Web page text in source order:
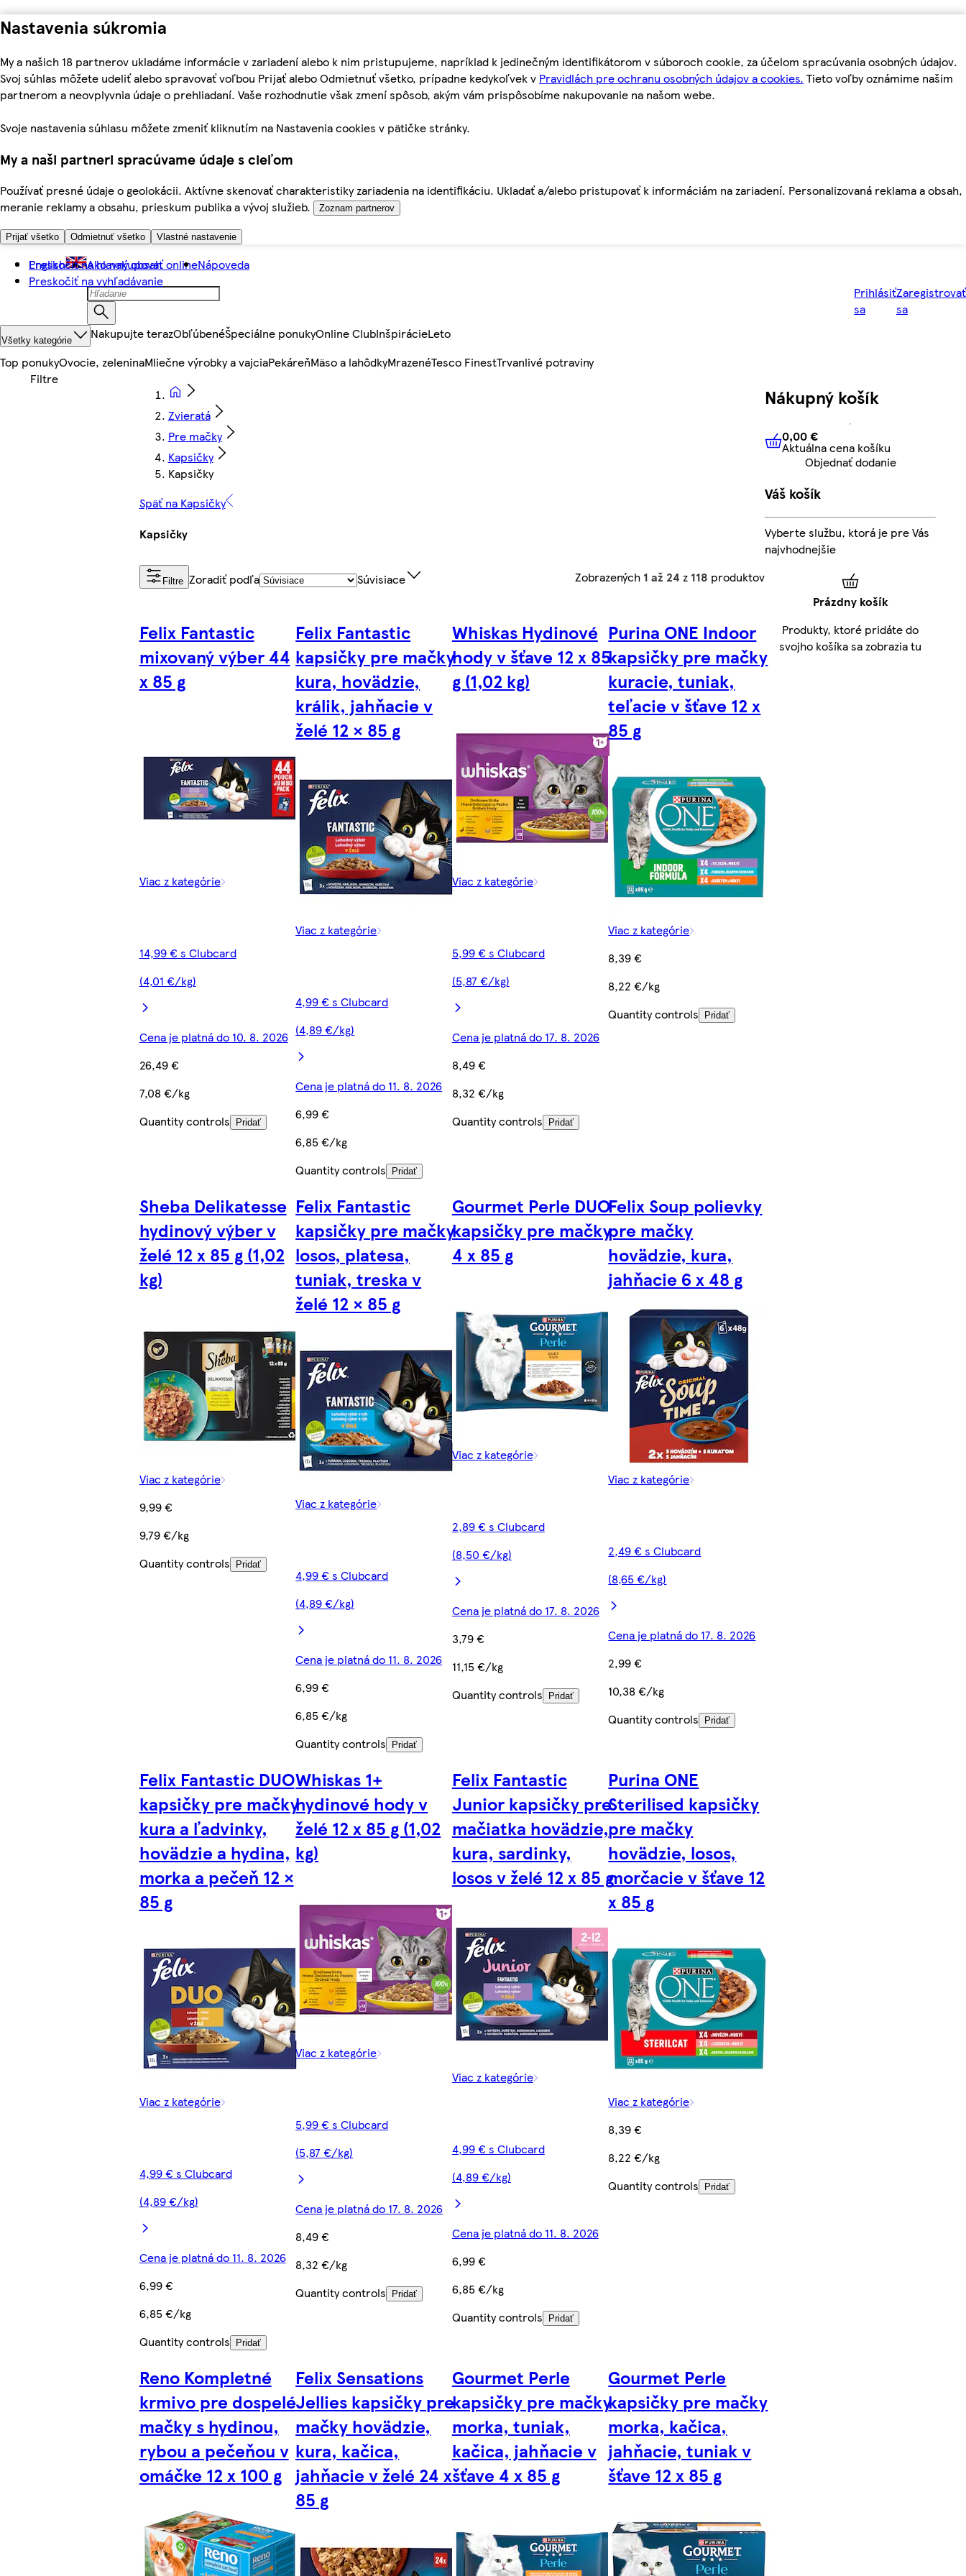
Nastavenia súkromia
My a našich 18 partnerov ukladáme informácie v zariadení alebo k nim pristupujeme, napríklad k jedinečným identifikátorom v súboroch cookie, za účelom spracúvania osobných údajov.
Svoj súhlas môžete udeliť alebo spravovať voľbou Prijať alebo Odmietnuť všetko, prípadne kedykoľvek v Pravidlách pre ochranu osobných údajov a cookies. Tieto voľby oznámime našim
partnerom a neovplyvnia údaje o prehliadaní. Vaše rozhodnutie však zmení spôsob, akým vám prispôsobíme nakupovanie na našom webe.
Svoje nastavenia súhlasu môžete zmeniť kliknutím na Nastavenia cookies v pätičke stránky.
My a naši partneri spracúvame údaje s cieľom
Používať presné údaje o geolokácii. Aktívne skenovať charakteristiky zariadenia na identifikáciu. Ukladať a/alebo pristupovať k informáciám na zariadení. Personalizovaná reklama a obsah,
meranie reklamy a obsahu, prieskum publika a vývoj služieb.
Zoznam partnerov
Prijať všetko Odmietnuť všetko Vlastné nastavenie
Preskočiť na hlavný obsah
Preskočiť na vyhľadávanie
English Ako nakupovať onlineNápoveda
Prihlásiť
sa
Zaregistrovať
sa
Všetky kategórie Nakupujte terazObľúbenéŠpeciálne ponukyOnline ClubInšpirácieLeto
Top ponukyOvocie, zeleninaMliečne výrobky a vajciaPekáreňMäso a lahôdkyMrazenéTesco FinestTrvanlivé potraviny
Zvieratá
Pre mačky
Kapsičky
Kapsičky
Späť na Kapsičky
Kapsičky
Filtre Zoradiť podľa Súvisiace Zobrazených 1 až 24 z 118 produktov
Felix Fantastic
mixovaný výber 44
x 85 g
Viac z kategórie
14,99 € s Clubcard
(4,01 €/kg)
Cena je platná do 10. 8. 2026
26,49 €
7,08 €/kg
Quantity controls
Pridať
Felix Fantastic
kapsičky pre mačky
kura, hovädzie,
králik, jahňacie v
želé 12 × 85 g
Viac z kategórie
4,99 € s Clubcard
(4,89 €/kg)
Cena je platná do 11. 8. 2026
6,99 €
6,85 €/kg
Quantity controls
Pridať
Whiskas Hydinové
hody v šťave 12 x 85
g (1,02 kg)
Viac z kategórie
5,99 € s Clubcard
(5,87 €/kg)
Cena je platná do 17. 8. 2026
8,49 €
8,32 €/kg
Quantity controls
Pridať
Purina ONE Indoor
kapsičky pre mačky
kuracie, tuniak,
teľacie v šťave 12 x
85 g
Viac z kategórie
8,39 €
8,22 €/kg
Quantity controls
Pridať
Sheba Delikatesse
hydinový výber v
želé 12 x 85 g (1,02
kg)
Viac z kategórie
9,99 €
9,79 €/kg
Quantity controls
Pridať
Felix Fantastic
kapsičky pre mačky
losos, platesa,
tuniak, treska v
želé 12 × 85 g
Viac z kategórie
4,99 € s Clubcard
(4,89 €/kg)
Cena je platná do 11. 8. 2026
6,99 €
6,85 €/kg
Quantity controls
Pridať
Gourmet Perle DUO
kapsičky pre mačky
4 x 85 g
Viac z kategórie
2,89 € s Clubcard
(8,50 €/kg)
Cena je platná do 17. 8. 2026
3,79 €
11,15 €/kg
Quantity controls
Pridať
Felix Soup polievky
pre mačky
hovädzie, kura,
jahňacie 6 x 48 g
Viac z kategórie
2,49 € s Clubcard
(8,65 €/kg)
Cena je platná do 17. 8. 2026
2,99 €
10,38 €/kg
Quantity controls
Pridať
Felix Fantastic DUO
kapsičky pre mačky
kura a ľadvinky,
hovädzie a hydina,
morka a pečeň 12 ×
85 g
Viac z kategórie
4,99 € s Clubcard
(4,89 €/kg)
Cena je platná do 11. 8. 2026
6,99 €
6,85 €/kg
Quantity controls
Pridať
Whiskas 1+
hydinové hody v
želé 12 x 85 g (1,02
kg)
Viac z kategórie
5,99 € s Clubcard
(5,87 €/kg)
Cena je platná do 17. 8. 2026
8,49 €
8,32 €/kg
Quantity controls Pridať
Felix Fantastic
Junior kapsičky pre
mačiatka hovädzie,
kura, sardinky,
losos v želé 12 x 85 g
Viac z kategórie
4,99 € s Clubcard
(4,89 €/kg)
Cena je platná do 11. 8. 2026
6,99 €
6,85 €/kg
Quantity controls
Pridať
Purina ONE
Sterilised kapsičky
pre mačky
hovädzie, losos,
morčacie v šťave 12
x 85 g
Viac z kategórie
8,39 €
8,22 €/kg
Quantity controls Pridať
Reno Kompletné
krmivo pre dospelé
mačky s hydinou,
rybou a pečeňou v
omáčke 12 x 100 g
Felix Sensations
Jellies kapsičky pre
mačky hovädzie,
kura, kačica,
jahňacie v želé 24 x
85 g
Gourmet Perle
kapsičky pre mačky
morka, tuniak,
kačica, jahňacie v
šťave 4 x 85 g
Gourmet Perle
kapsičky pre mačky
morka, kačica,
jahňacie, tuniak v
šťave 12 x 85 g
Nákupný košík
0,00 € Aktuálna cena košíku
0,00 €
Aktuálna cena košíku
Objednať dodanie
Váš košík
Vyberte službu, ktorá je pre Vás
najvhodnejšie
Prázdny košík
Produkty, ktoré pridáte do
svojho košíka sa zobrazia tu